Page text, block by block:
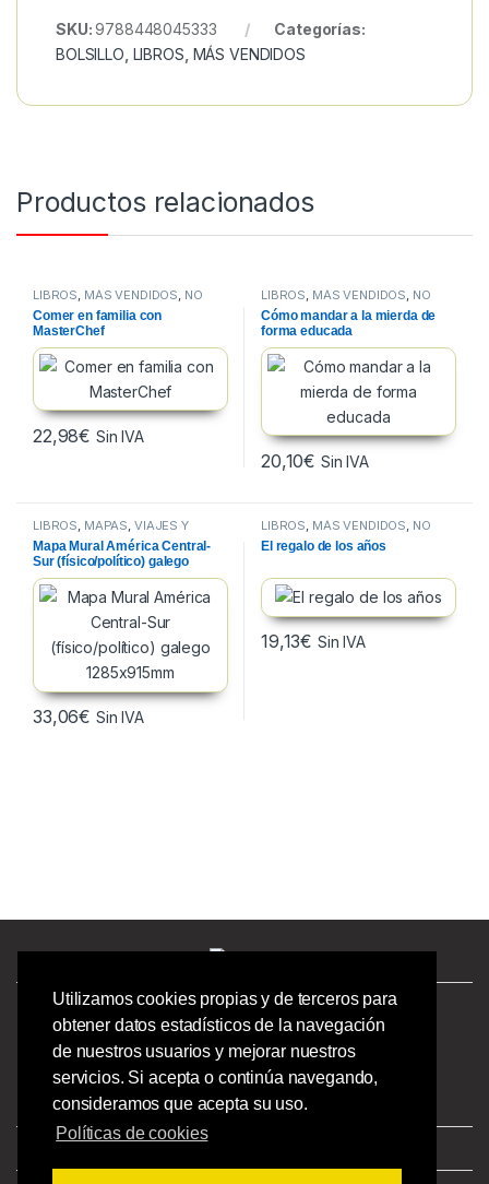
Utilizamos cookies propias y de terceros para
obtener datos estadísticos de la navegación
de nuestros usuarios y mejorar nuestros
servicios. Si acepta o continúa navegando,
consideramos que acepta su uso.
Políticas de cookies
SKU:9788448045333
Categorías:
BOLSILLO LIBROS MÁS VENDIDOS
Productos relacionados
LIBROS, MÁS VENDIDOS, NO
FICCION
Comer en familia con
MasterChef
22,98€ Sin IVA
LIBROS, MÁS VENDIDOS, NO
FICCION
Cómo mandar a la mierda de
forma educada
20,10€ Sin IVA
LIBROS, MAPAS, VIAJES Y
MAPAS
Mapa Mural América Central-
Sur (físico/político) galego
1285x915mm
33,06€ Sin IVA
LIBROS, MÁS VENDIDOS, NO
FICCION
El regalo de los años
19,13€ Sin IVA
¿Tienes preguntas? ¡Llámanos!
986244723 |
Calle Barcelona 41,
Bajo Izquierdo,
Vigo - Pontevedra.